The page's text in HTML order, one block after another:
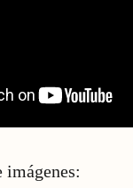
imágenes: